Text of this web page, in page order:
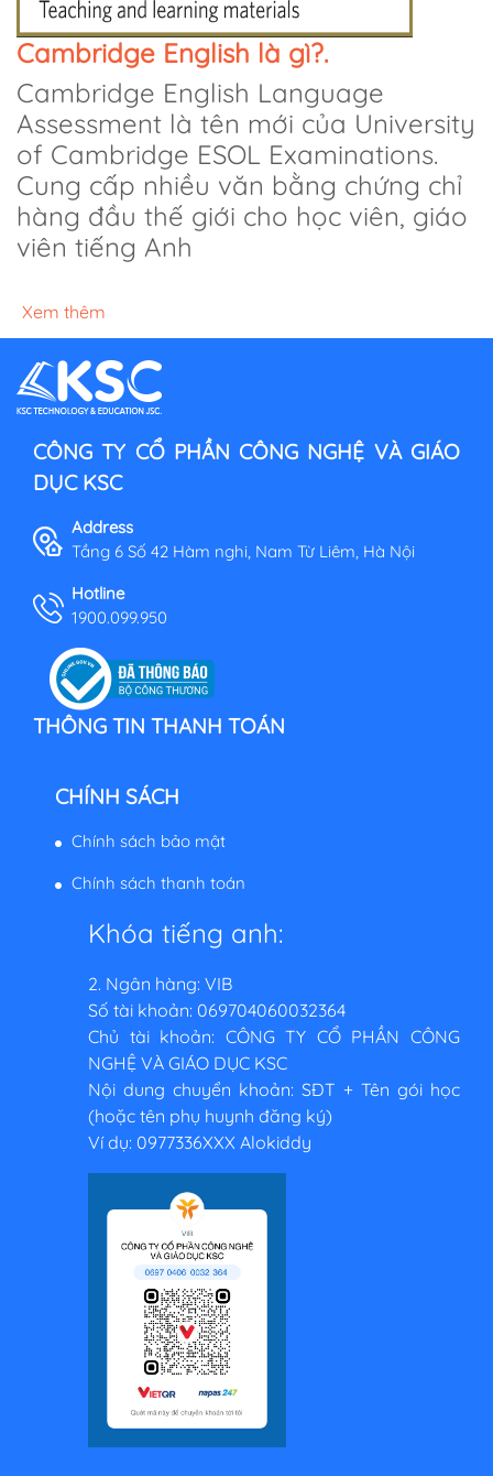
Cambridge English là gì?.
Cambridge English Language
Assessment là tên mới của University
of Cambridge ESOL Examinations.
Cung cấp nhiều văn bằng chứng chỉ
hàng đầu thế giới cho học viên, giáo
viên tiếng Anh
Xem thêm
CÔNG TY CỔ PHẦN CÔNG NGHỆ VÀ GIÁO
DỤC KSC
Address
Tầng 6 Số 42 Hàm nghi, Nam Từ Liêm, Hà Nội
Hotline
1900.099.950
THÔNG TIN THANH TOÁN
CHÍNH SÁCH
Chính sách bảo mật
Chính sách thanh toán
Khóa tiếng anh:
2. Ngân hàng: VIB
Số tài khoản: 069704060032364
Chủ tài khoản: CÔNG TY CỔ PHẦN CÔNG
NGHỆ VÀ GIÁO DỤC KSC
Nội dung chuyển khoản: SĐT + Tên gói học
(hoặc tên phụ huynh đăng ký)
Ví dụ: 0977336XXX Alokiddy